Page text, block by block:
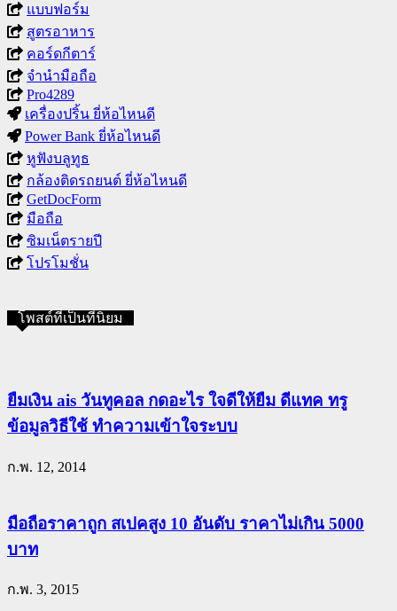
แบบฟอร์ม
สูตรอาหาร
คอร์ดกีตาร์
จำนำมือถือ
Pro4289
เครื่องปริ้น ยี่ห้อไหนดี
Power Bank ยี่ห้อไหนดี
หูฟังบลูทูธ
กล้องติดรถยนต์ ยี่ห้อไหนดี
GetDocForm
มือถือ
ซิมเน็ตรายปี
โปรโมชั่น
โพสต์ที่เป็นที่นิยม
ยืมเงิน ais วันทูคอล กดอะไร ใจดีให้ยืม ดีแทค ทรู
ข้อมูลวิธีใช้ ทำความเข้าใจระบบ
ก.พ. 12, 2014
มือถือราคาถูก สเปคสูง 10 อันดับ ราคาไม่เกิน 5000
บาท
ก.พ. 3, 2015